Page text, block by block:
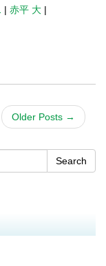
| 赤平 大 |
Older Posts →
Search